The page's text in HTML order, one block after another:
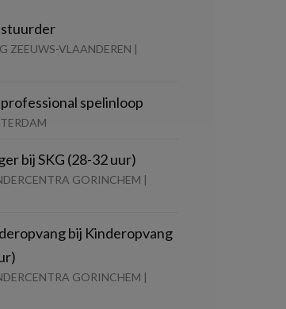
ZEEUWS-VLAANDEREN |
spelinloop
bij SKG (28-32 uur)
GORINCHEM |
bij Kinderopvang
GORINCHEM |